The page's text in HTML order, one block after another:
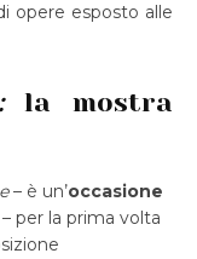
opere esposto alle
la mostra
– è un’occasione
– per la prima volta